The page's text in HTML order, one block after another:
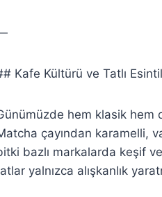
Kafe Kültürü ve Tatlı
hem klasik hem
çayından karamelli,
bazlı markalarda keşif
yalnızca alışkanlık